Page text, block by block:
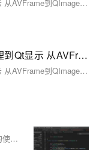
深度剖析FFmpeg视频解码后的帧处理到Qt显示 从AVFrame到QImage的转换
深度剖析FFmpeg视频解码后的帧处理到Qt显示 从AVFrame到QImage的转换（一）
深度剖析FFmpeg视频解码后的帧处理到Qt显示 从AVFrame到QImage的转换
这篇文章介绍了在Qt源码中qimage和qpainter的使用，包括线程池的使用、智能指针的存储、std::exchange函数的应用、获取类对象的方法以及QChar字节操作。